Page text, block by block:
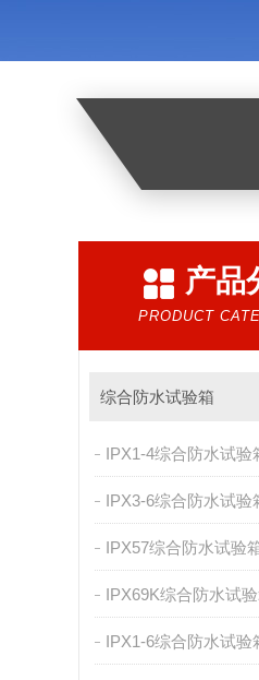
产品
PRODUCT
综合防水试验箱
IPX1-4综合防水试验
IPX3-6综合防水试验
IPX57综合防水试验
IPX69K综合防水试
IPX1-6综合防水试验